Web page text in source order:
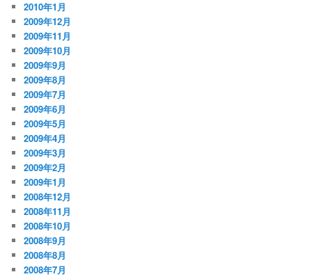
2010年1月
2009年12月
2009年11月
2009年10月
2009年9月
2009年8月
2009年7月
2009年6月
2009年5月
2009年4月
2009年3月
2009年2月
2009年1月
2008年12月
2008年11月
2008年10月
2008年9月
2008年8月
2008年7月